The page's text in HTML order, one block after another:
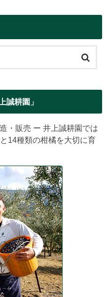
誠耕園」
・販売 ー 井上誠耕園では
14種類の柑橘を大切に育